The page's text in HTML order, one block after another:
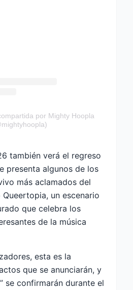
por Mighty Hoopla
también verá el regreso
presenta algunos de los
más aclamados del
un escenario
que celebra los
de la música
esta es la
que se anunciarán, y
se confirmarán durante el